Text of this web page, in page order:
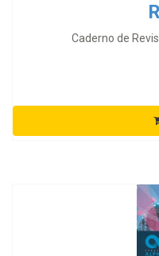
Caderno de